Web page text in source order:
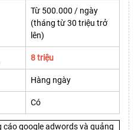
Từ 500.000 / ngày
(tháng từ 30 triệu trở
lên)
8 triệu
Hàng ngày
Có